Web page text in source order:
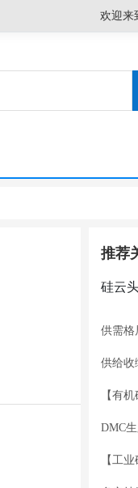
欢迎来
推荐
硅云
供需格
供给收
DMC